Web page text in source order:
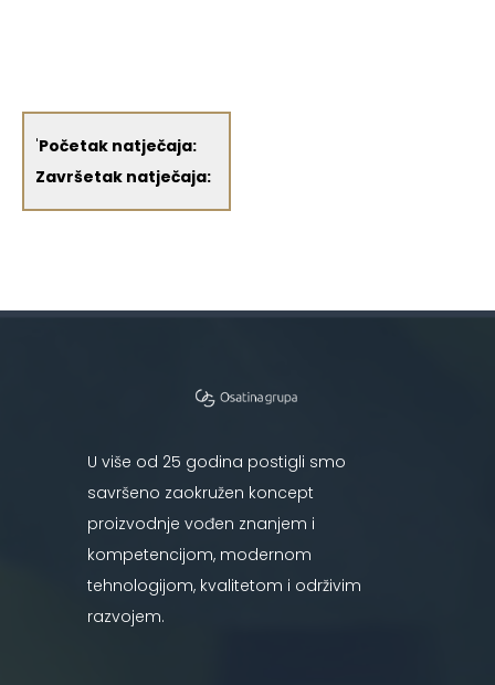
'Početak natječaja:
Završetak natječaja:
U više od 25 godina postigli smo
savršeno zaokružen koncept
proizvodnje vođen znanjem i
kompetencijom, modernom
tehnologijom, kvalitetom i održivim
razvojem.